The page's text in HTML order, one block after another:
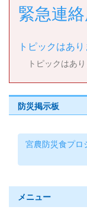
緊急連
トピックはあり
トピックはあり
防災掲示板
宮農防災食プ
メニュー